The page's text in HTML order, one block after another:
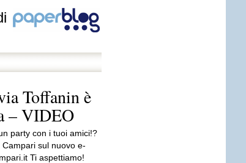
Toffanin è
– VIDEO
party con i tuoi amici!?
sul nuovo e-
Ti aspettiamo!